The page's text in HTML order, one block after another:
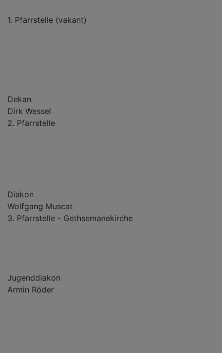
1. Pfarrstelle (vakant)
Dekan
Dirk Wessel
2. Pfarrstelle
Diakon
Wolfgang Muscat
3. Pfarrstelle - Gethsemanekirche
Jugenddiakon
Armin Röder